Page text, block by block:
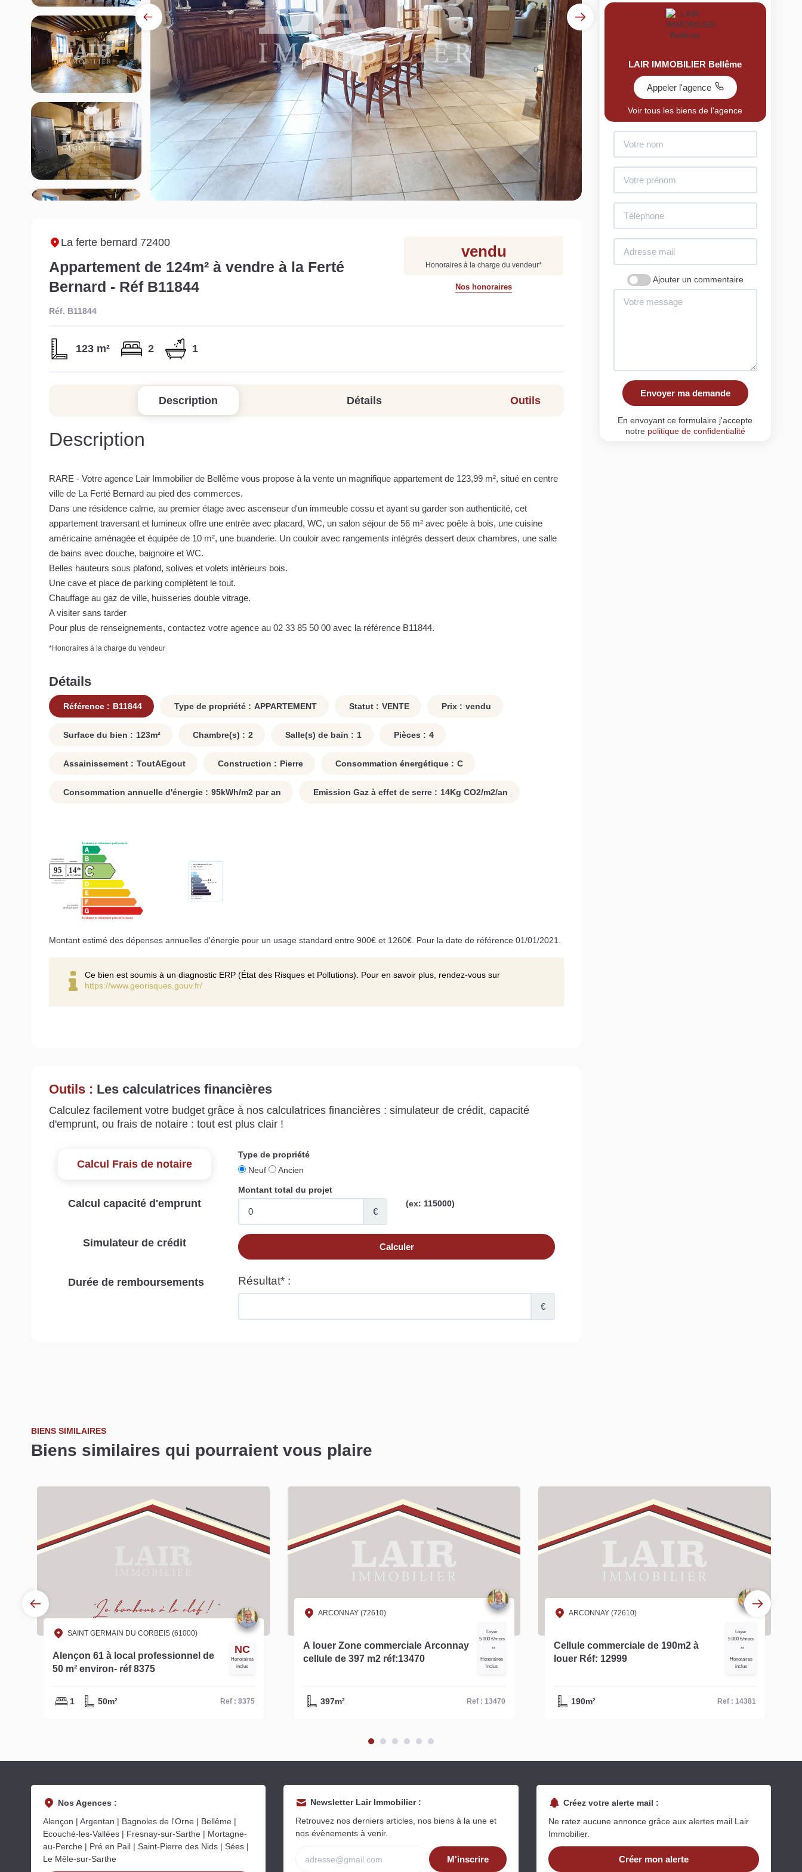
Gratuit
Estimez votre bien en ligne.
Rapide et gratuit, recevez votre estimation en
quelques clics.
Estimer mon bien maintenant
La ferte bernard 72400
Appartement de 124m² à vendre à la Ferté
Bernard - Réf B11844
Réf. B11844
vendu
Honoraires à la charge du vendeur*
Nos honoraires
123 m² 2 1
Description Détails Outils
Description
RARE - Votre agence Lair Immobilier de Bellême vous propose à la vente un magnifique appartement de 123,99 m², situé en centre
ville de La Ferté Bernard au pied des commerces.
Dans une résidence calme, au premier étage avec ascenseur d'un immeuble cossu et ayant su garder son authenticité, cet
appartement traversant et lumineux offre une entrée avec placard, WC, un salon séjour de 56 m² avec poêle à bois, une cuisine
américaine aménagée et équipée de 10 m², une buanderie. Un couloir avec rangements intégrés dessert deux chambres, une salle
de bains avec douche, baignoire et WC.
Belles hauteurs sous plafond, solives et volets intérieurs bois.
Une cave et place de parking complètent le tout.
Chauffage au gaz de ville, huisseries double vitrage.
A visiter sans tarder
Pour plus de renseignements, contactez votre agence au 02 33 85 50 00 avec la référence B11844.
*Honoraires à la charge du vendeur
Détails
Référence : B11844 Type de propriété : APPARTEMENT Statut : VENTE Prix : vendu
Surface du bien : 123m² Chambre(s) : 2 Salle(s) de bain : 1 Pièces : 4
Assainissement : ToutAEgout Construction : Pierre Consommation énergétique : C
Consommation annuelle d'énergie : 95kWh/m2 par an Emission Gaz à effet de serre : 14Kg CO2/m2/an
Montant estimé des dépenses annuelles d'énergie pour un usage standard entre 900€ et 1260€. Pour la date de référence 01/01/2021.
Ce bien est soumis à un diagnostic ERP (État des Risques et Pollutions). Pour en savoir plus, rendez-vous sur
https://www.georisques.gouv.fr/
Outils : Les calculatrices financières
Calculez facilement votre budget grâce à nos calculatrices financières : simulateur de crédit, capacité
d'emprunt, ou frais de notaire : tout est plus clair !
Calcul Frais de notaire
Calcul capacité d'emprunt
Simulateur de crédit
Durée de remboursements
LAIR IMMOBILIER Bellême
Appeler l'agence
Voir tous les biens de l'agence
Ajouter un commentaire
Envoyer ma demande
En envoyant ce formulaire j'accepte
notre politique de confidentialité
BIENS SIMILAIRES
Biens similaires qui pourraient vous plaire
SAINT GERMAIN DU CORBEIS (61000)
Alençon 61 à local professionnel de
50 m² environ- réf 8375
NC
Honoraires
inclus
1 50m² Ref : 8375
ARCONNAY (72610)
A louer Zone commerciale Arconnay
cellule de 397 m2 réf:13470
Loyer
5 000 €/mois
**
Honoraires
inclus
397m² Ref : 13470
ARCONNAY (72610)
Cellule commerciale de 190m2 à
louer Réf: 12999
Loyer
5 000 €/mois
**
Honoraires
inclus
190m² Ref : 14381
Nos Agences :
Alençon | Argentan | Bagnoles de l'Orne | Bellême |
Ecouché-les-Vallées | Fresnay-sur-Sarthe | Mortagne-
au-Perche | Pré en Pail | Saint-Pierre des Nids | Sées |
Le Mêle-sur-Sarthe
Newsletter Lair Immobilier :
Retrouvez nos derniers articles, nos biens à la une et
nos évènements à venir.
M'inscrire
Créez votre alerte mail :
Ne ratez aucune annonce grâce aux alertes mail Lair
Immobilier.
Créer mon alerte